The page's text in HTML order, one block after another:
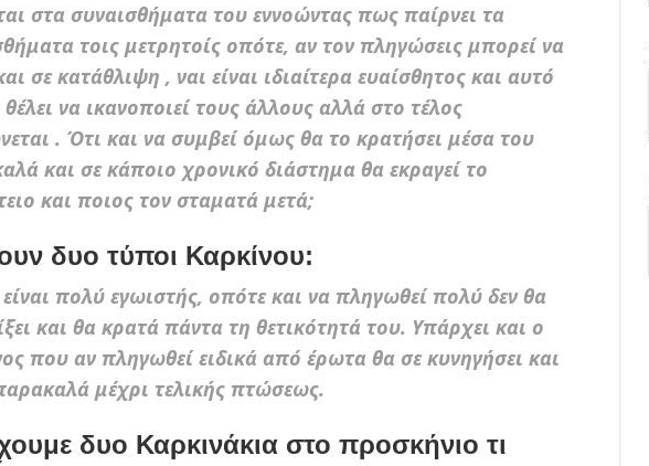
στα συναισθήματα του εννοώντας πως παίρνει τα
τοις μετρητοίς οπότε, αν τον πληγώσεις μπορεί να
σε κατάθλιψη , ναι είναι ιδιαίτερα ευαίσθητος και αυτό
θέλει να ικανοποιεί τους άλλους αλλά στο τέλος
. Ότι και να συμβεί όμως θα το κρατήσει μέσα του
και σε κάποιο χρονικό διάστημα θα εκραγεί το
και ποιος τον σταματά μετά;
δυο τύποι Καρκίνου:
πολύ εγωιστής, οπότε και να πληγωθεί πολύ δεν θα
και θα κρατά πάντα τη θετικότητά του. Υπάρχει και ο
που αν πληγωθεί ειδικά από έρωτα θα σε κυνηγήσει και
μέχρι τελικής πτώσεως.
δυο Καρκινάκια στο προσκήνιο τι